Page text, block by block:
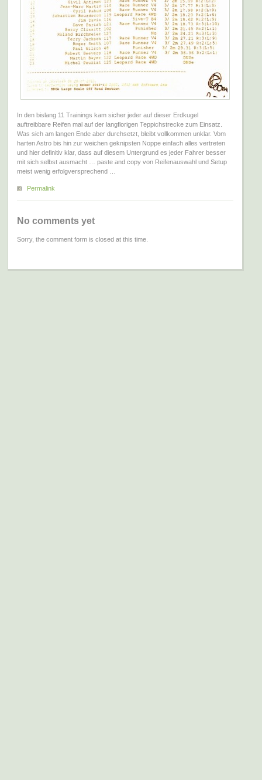
In den bislang 11 Trainings kam sicher jeder auf dieser Erdkugel
auftreibbare Reifen mal auf der langflorigen Teppichstrecke zum Einsatz.
Was sich am langen Ende aber durchsetzt, bleibt vollkommen unklar. Vom
harten Astro bis hin zur weichen geknipsten Noppe einfach alles vertreten
und hier definitiv klar, dass auf diesem Untergrund es jeder Fahrer besser
mit sich selbst ausmacht … paste and copy von Reifenauswahl und Setup
meist wenig erfolgversprechend …
Permalink
No comments yet
Sorry, the comment form is closed at this time.